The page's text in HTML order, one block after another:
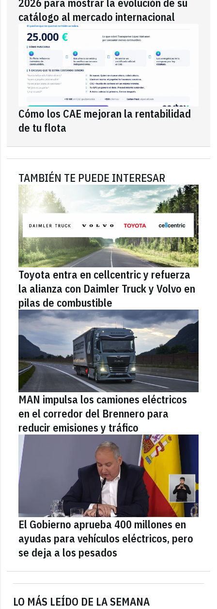
LO MÁS LEÍDO DE LA SEMANA
catálogo al mercado internacional
Cómo los CAE mejoran la rentabilidad
de tu flota
TAMBIÉN TE PUEDE INTERESAR
Toyota entra en cellcentric y refuerza
la alianza con Daimler Truck y Volvo en
pilas de combustible
MAN impulsa los camiones eléctricos
en el corredor del Brennero para
reducir emisiones y tráfico
El Gobierno aprueba 400 millones en
ayudas para vehículos eléctricos, pero
se deja a los pesados